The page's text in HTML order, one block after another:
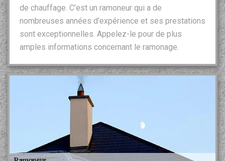
de chauffage. C’est un ramoneur qui a de
nombreuses années d’expérience et ses prestations
sont exceptionnelles. Appelez-le pour de plus
amples informations concernant le ramonage.